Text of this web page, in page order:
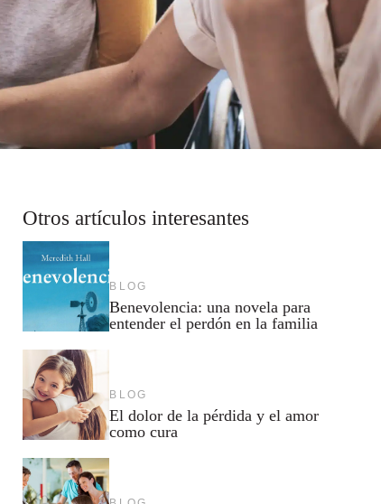
Otros artículos interesantes
BLOG
Benevolencia: una novela para
entender el perdón en la familia
BLOG
El dolor de la pérdida y el amor
como cura